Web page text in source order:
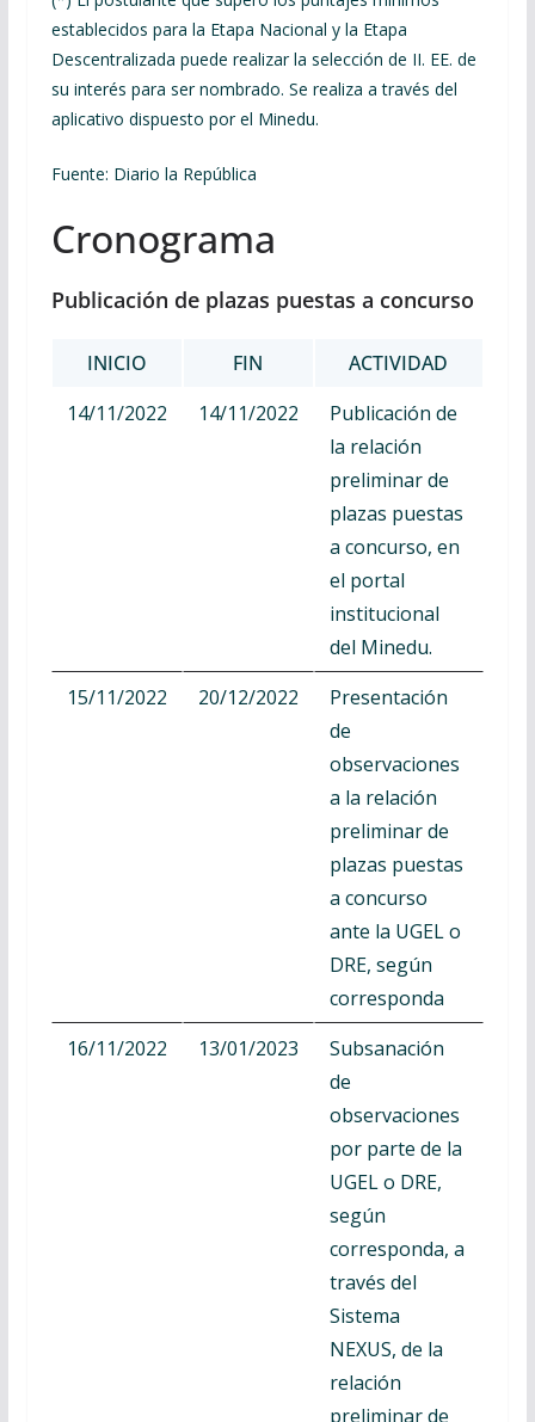
establecidos para la Etapa Nacional y la Etapa
Descentralizada puede realizar la selección de II. EE. de
su interés para ser nombrado. Se realiza a través del
aplicativo dispuesto por el Minedu.
Fuente: Diario la República
Cronograma
Publicación de plazas puestas a concurso
INICIO FIN
ACTIVIDAD
14/11/2022
14/11/2022
Publicación de
la relación
preliminar de
plazas puestas
a concurso, en
el portal
institucional
del Minedu.
15/11/2022
20/12/2022
Presentación
de
observaciones
a la relación
preliminar de
plazas puestas
a concurso
ante la UGEL o
DRE, según
corresponda
16/11/2022
13/01/2023
Subsanación
de
observaciones
por parte de la
UGEL o DRE,
según
corresponda, a
través del
Sistema
NEXUS, de la
relación
preliminar de